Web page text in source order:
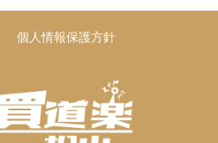
個人情報保護方針